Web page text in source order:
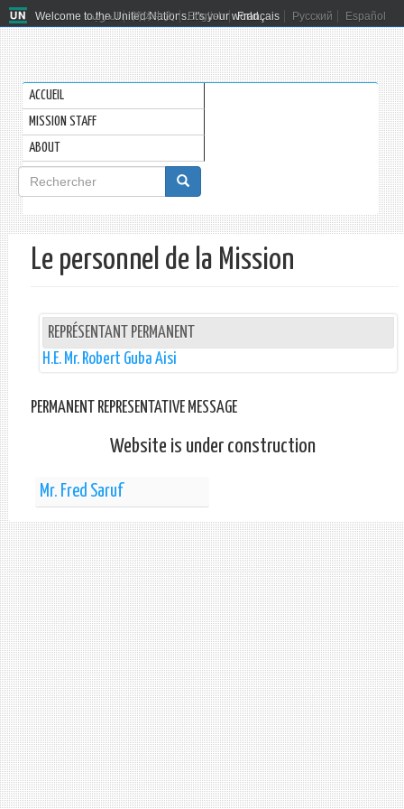
Welcome to the United Nations. It's your world.
العربية 简体中文 English Français Русский Español
ACCUEIL
MISSION STAFF
ABOUT
Formulaire
de
recherche
Rechercher
Le personnel de la Mission
REPRÉSENTANT PERMANENT
H.E. Mr. Robert Guba Aisi
PERMANENT REPRESENTATIVE MESSAGE
Website is under construction
Mr. Fred Saruf